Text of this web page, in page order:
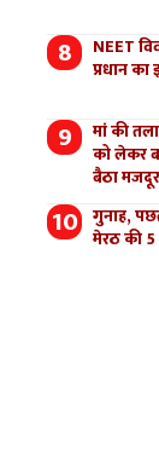
NEET
प्रधान का
मां की
को लेकर
बैठा मजदूर
गुनाह,
मेरठ की 5